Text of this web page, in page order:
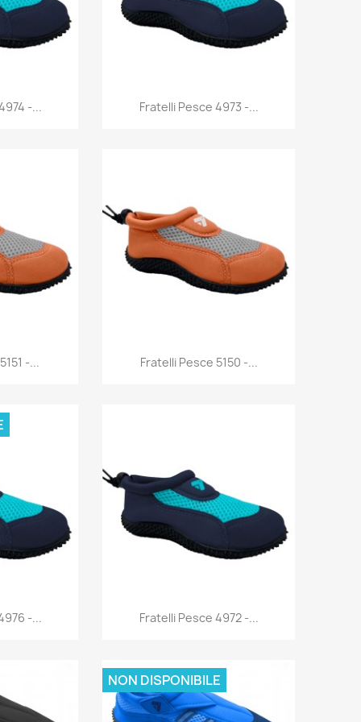
-... Anteprima
Fratelli Pesce 4973 -...
-... Anteprima
Fratelli Pesce 5150 -...
-... Anteprima
Fratelli Pesce 4972 -...
NON DISPONIBILE